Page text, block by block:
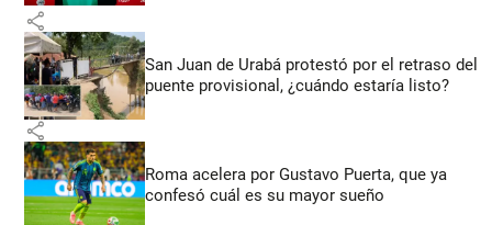
share
San Juan de Urabá protestó por el retraso del
puente provisional, ¿cuándo estaría listo?
share
Roma acelera por Gustavo Puerta, que ya
confesó cuál es su mayor sueño